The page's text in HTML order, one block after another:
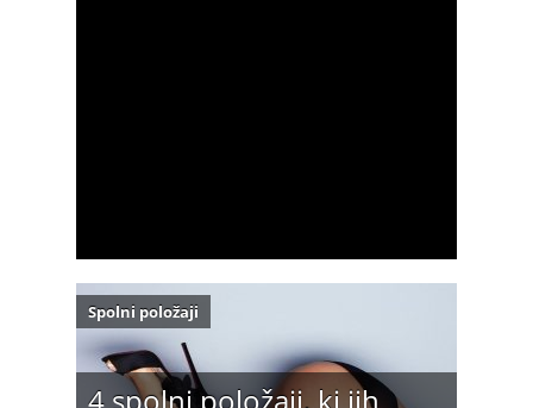
4 spolni položaji, ki jih
Spolni položaji